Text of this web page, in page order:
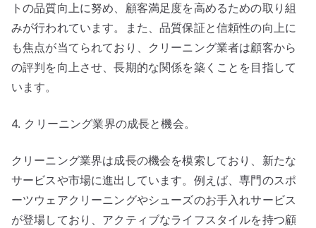
トの品質向上に努め、顧客満足度を高めるための取り組
みが行われています。また、品質保証と信頼性の向上に
も焦点が当てられており、クリーニング業者は顧客から
の評判を向上させ、長期的な関係を築くことを目指して
います。
4. クリーニング業界の成長と機会。
クリーニング業界は成長の機会を模索しており、新たな
サービスや市場に進出しています。例えば、専門のスポ
ーツウェアクリーニングやシューズのお手入れサービス
が登場しており、アクティブなライフスタイルを持つ顧